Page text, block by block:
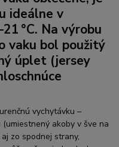
ideálne v
°C. Na výrobu
vaku bol použitý
úplet (jersey
vychytávku –
akoby v šve na
zo spodnej strany,